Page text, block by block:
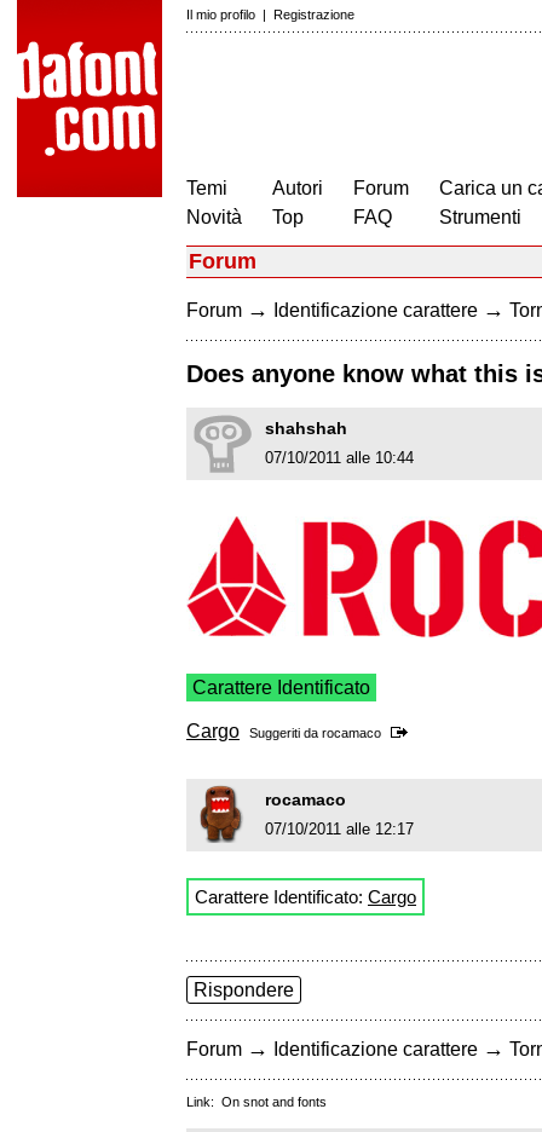
Il mio profilo | Registrazione
Temi
Novità
Autori
Top
Forum
FAQ
Carica un
Strumenti
Forum
Forum → Identificazione carattere →
Does anyone know what this
shahshah
07/10/2011 alle 10:44
Carattere Identificato
Cargo Suggeriti da rocamaco
rocamaco
07/10/2011 alle 12:17
Carattere Identificato: Cargo
Rispondere
Forum → Identificazione carattere →
Link: On snot and fonts